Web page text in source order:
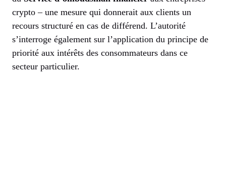
crypto – une mesure qui donnerait aux clients un
recours structuré en cas de différend. L’autorité
s’interroge également sur l’application du principe de
priorité aux intérêts des consommateurs dans ce
secteur particulier.